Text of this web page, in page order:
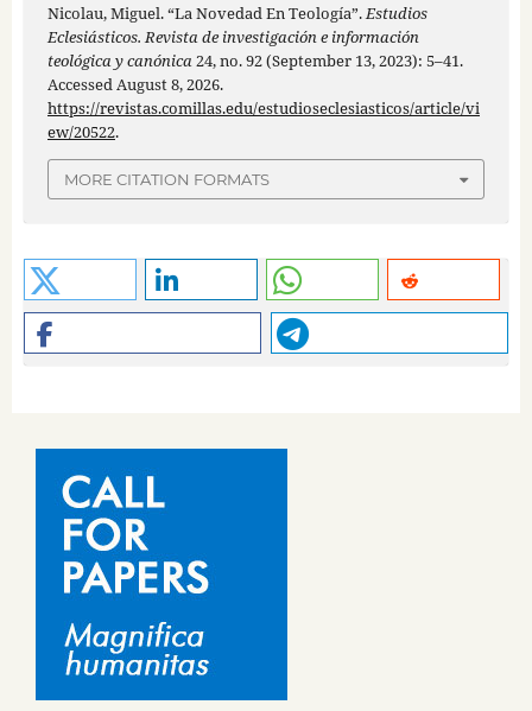
Nicolau, Miguel. “La Novedad En Teología”.Estudios
Eclesiásticos. Revista de investigación e información
teológica y canónica24, no. 92 (September 13, 2023): 5–41.
Accessed August 8, 2026.
https://revistas.comillas.edu/estudioseclesiasticos/article/vi
ew/20522.
MORE CITATION FORMATS